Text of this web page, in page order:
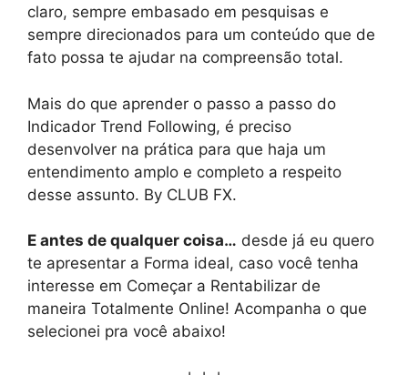
claro, sempre embasado em pesquisas e
sempre direcionados para um conteúdo que de
fato possa te ajudar na compreensão total.
Mais do que aprender o passo a passo do
Indicador Trend Following, é preciso
desenvolver na prática para que haja um
entendimento amplo e completo a respeito
desse assunto. By CLUB FX.
E antes de qualquer coisa… desde já eu quero
te apresentar a Forma ideal, caso você tenha
interesse em Começar a Rentabilizar de
maneira Totalmente Online! Acompanha o que
selecionei pra você abaixo!